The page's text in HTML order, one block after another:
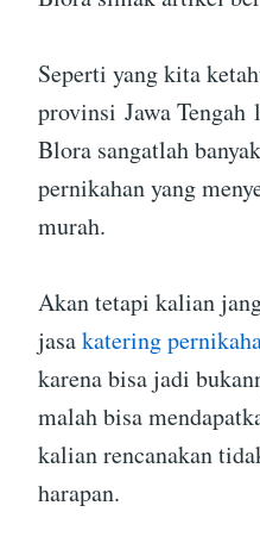
Seperti yang kita
provinsi Jawa Tengah
Blora sangatlah
pernikahan yang
murah.
Akan tetapi kalian
jasakatering
karena bisa jadi
malah bisa
kalian rencanakan
harapan.